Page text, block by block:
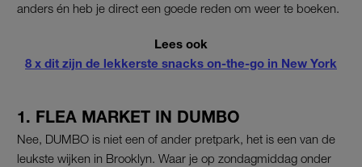
anders én heb je direct een goede reden om weer te boeken.
Lees ook
8 x dit zijn de lekkerste snacks on-the-go in New York
1. FLEA MARKET IN DUMBO
Nee, DUMBO is niet een of ander pretpark, het is een van de
leukste wijken in Brooklyn. Waar je op zondagmiddag onder